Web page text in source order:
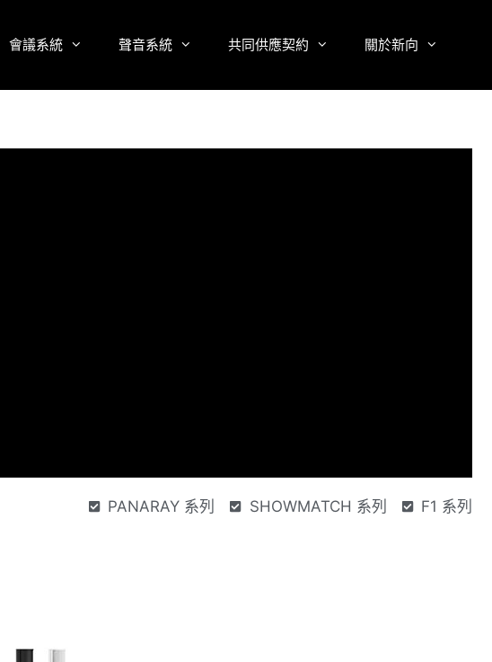
會議系統 聲音系統 共同供應契約 關於新向
PANARAY 系列 SHOWMATCH 系列 F1 系列